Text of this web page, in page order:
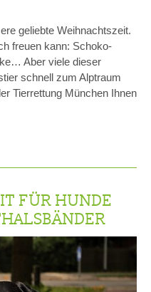
geliebte Weihnachtszeit.
freuen kann: Schoko-
Aber viele dieser
schnell zum Alptraum
Tierrettung München Ihnen
FÜR HUNDE